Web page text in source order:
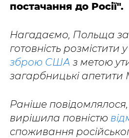
постачання до Росії".
Нагадаємо, Польща
готовність розмістити
зброю США з метою
загарбницькі апетити
Раніше
вирішила повністю
споживання